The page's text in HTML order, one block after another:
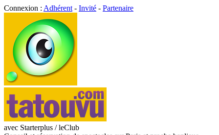
Connexion : Adhérent - Invité - Partenaire
avec Starterplus / leClub